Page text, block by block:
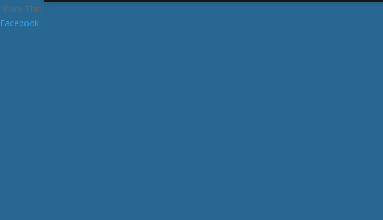
Share This
Facebook